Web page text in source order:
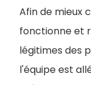
Afin de mieux
fonctionne et
légitimes des
l'équipe est